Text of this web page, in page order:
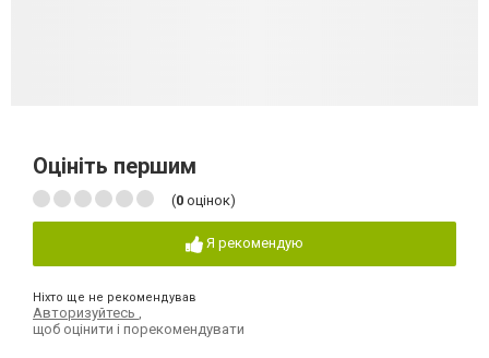
Оцініть першим
(0 оцінок)
Я рекомендую
Ніхто ще не рекомендував
Авторизуйтесь
щоб оцінити і порекомендувати